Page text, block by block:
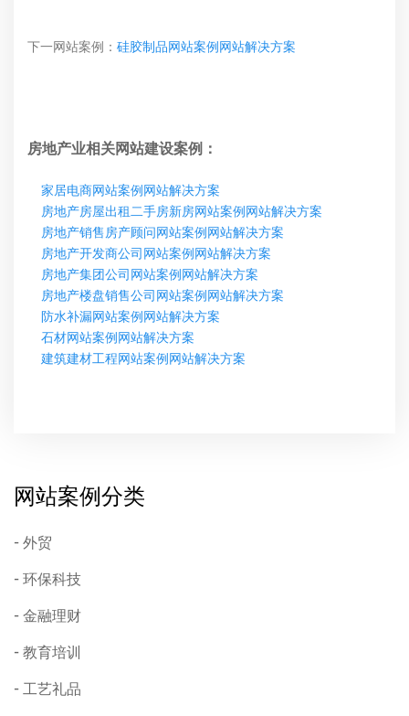
下一网站案例： 硅胶制品网站案例网站解决方案
房地产业相关网站建设案例：
家居电商网站案例网站解决方案
房地产房屋出租二手房新房网站案例网站解决方案
房地产销售房产顾问网站案例网站解决方案
房地产开发商公司网站案例网站解决方案
房地产集团公司网站案例网站解决方案
房地产楼盘销售公司网站案例网站解决方案
防水补漏网站案例网站解决方案
石材网站案例网站解决方案
建筑建材工程网站案例网站解决方案
网站案例分类
外贸
环保科技
金融理财
教育培训
工艺礼品